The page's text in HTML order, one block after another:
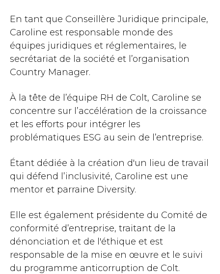
En tant que Conseillère Juridique principale,
Caroline est responsable monde des
équipes juridiques et réglementaires, le
secrétariat de la société et l’organisation
Country Manager.
À la tête de l’équipe RH de Colt, Caroline se
concentre sur l’accélération de la croissance
et les efforts pour intégrer les
problématiques ESG au sein de l’entreprise.
Étant dédiée à la création d'un lieu de travail
qui défend l’inclusivité, Caroline est une
mentor et parraine Diversity.
Elle est également présidente du Comité de
conformité d’entreprise, traitant de la
dénonciation et de l'éthique et est
responsable de la mise en œuvre et le suivi
du programme anticorruption de Colt.